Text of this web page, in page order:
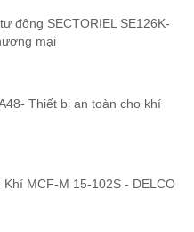
động SECTORIEL SE126K-
mại
Thiết bị an toàn cho khí
MCF-M 15-102S - DELCO